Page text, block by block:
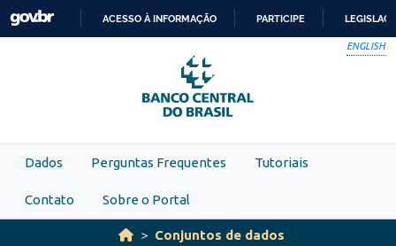
Skip to main content
PARA
O
CONTEÚDO
ACESSO À INFORMAÇÃO PARTICIPE
ENGLISH
Dados Perguntas Frequentes Tutoriais
Contato Sobre o Portal
Conjuntos de dados